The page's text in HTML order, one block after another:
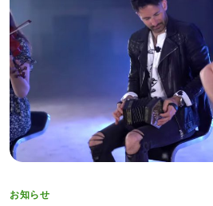
Categories
お知らせ